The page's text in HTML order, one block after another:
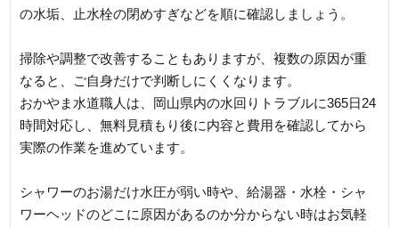
の水垢、止水栓の閉めすぎなどを順に確認しましょう。
掃除や調整で改善することもありますが、複数の原因が重
なると、ご自身だけで判断しにくくなります。
おかやま水道職人は、岡山県内の水回りトラブルに365日24
時間対応し、無料見積もり後に内容と費用を確認してから
実際の作業を進めています。
シャワーのお湯だけ水圧が弱い時や、給湯器・水栓・シャ
ワーヘッドのどこに原因があるのか分からない時はお気軽